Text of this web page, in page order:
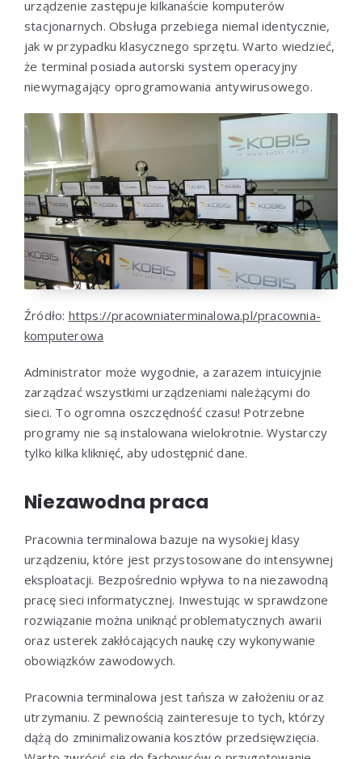
urządzenie zastępuje kilkanaście komputerów
stacjonarnych. Obsługa przebiega niemal identycznie,
jak w przypadku klasycznego sprzętu. Warto wiedzieć,
że terminal posiada autorski system operacyjny
niewymagający oprogramowania antywirusowego.
Źródło: https://pracowniaterminalowa.pl/pracownia-
komputerowa
Administrator może wygodnie, a zarazem intuicyjnie
zarządzać wszystkimi urządzeniami należącymi do
sieci. To ogromna oszczędność czasu! Potrzebne
programy nie są instalowana wielokrotnie. Wystarczy
tylko kilka kliknięć, aby udostępnić dane.
Niezawodna praca
Pracownia terminalowa bazuje na wysokiej klasy
urządzeniu, które jest przystosowane do intensywnej
eksploatacji. Bezpośrednio wpływa to na niezawodną
pracę sieci informatycznej. Inwestując w sprawdzone
rozwiązanie można uniknąć problematycznych awarii
oraz usterek zakłócających naukę czy wykonywanie
obowiązków zawodowych.
Pracownia terminalowa jest tańsza w założeniu oraz
utrzymaniu. Z pewnością zainteresuje to tych, którzy
dążą do zminimalizowania kosztów przedsięwzięcia.